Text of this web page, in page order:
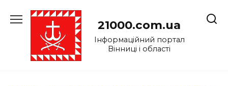
до
21000.com.ua
Інформаційний портал
Вінниці і області